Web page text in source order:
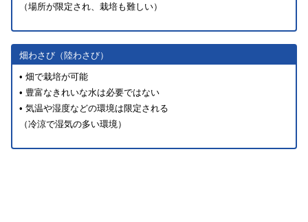
（場所が限定され、栽培も難しい）
畑わさび（陸わさび）
• 畑で栽培が可能
• 豊富なきれいな水は必要ではない
• 気温や湿度などの環境は限定される
（冷涼で湿気の多い環境）